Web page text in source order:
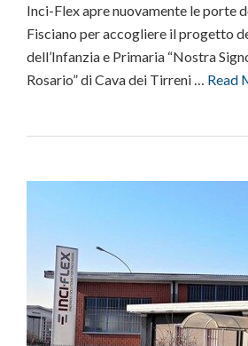
Inci-Flex apre nuovamente le porte
Fisciano per accogliere il progetto
dell’Infanzia e Primaria “Nostra
Rosario” di Cava dei Tirreni … Read